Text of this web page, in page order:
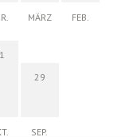
MÄRZ FEB.
29
SEP.